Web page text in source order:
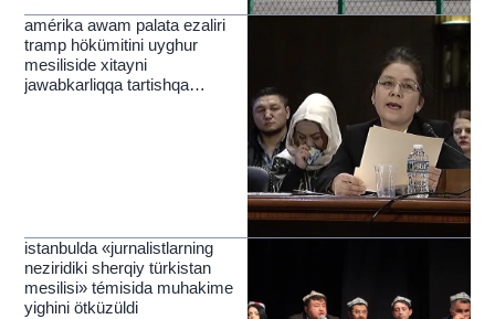
amérika awam palata ezaliri
tramp hökümitini uyghur
mesiliside xitayni
jawabkarliqqa tartishqa
istanbulda «jurnalistlarning
neziridiki sherqiy türkistan
mesilisi» témisida muhakime
yighini ötküzüldi